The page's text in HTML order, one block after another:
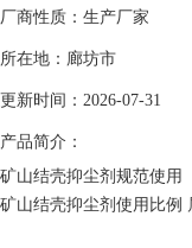
厂商性质：生产厂家
所在地：廊坊市
更新时间：2026-07-31
产品简介：
矿山结壳抑尘剂规范使用
矿山结壳抑尘剂使用比例